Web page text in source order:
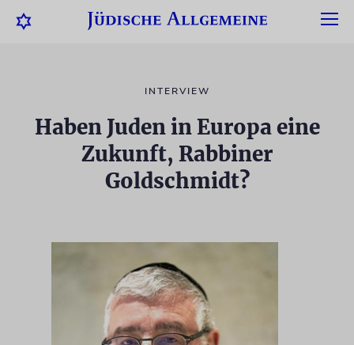
INTERVIEW
Haben Juden in Europa eine
Zukunft, Rabbiner
Goldschmidt?